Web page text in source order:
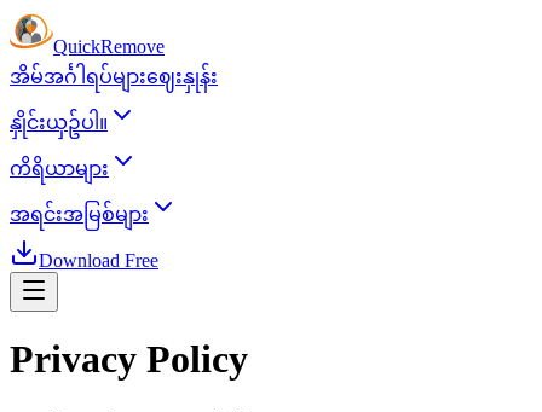
QuickRemove
အိမ်အင်္ဂါရပ်များဈေးနှုန်း
နှိုင်းယှဥ်ပါ။
ကိရိယာများ
အရင်းအမြစ်များ
Download Free
Privacy Policy